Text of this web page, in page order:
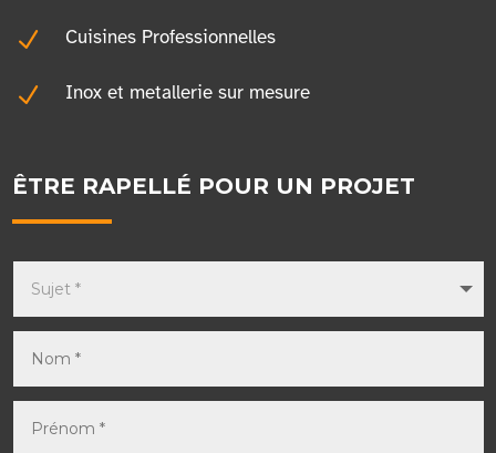
N Cuisines Professionnelles
N Inox et metallerie sur mesure
ÊTRE RAPELLÉ POUR UN PROJET